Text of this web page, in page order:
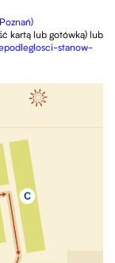
kartą lub gotówką) lub
stanow-